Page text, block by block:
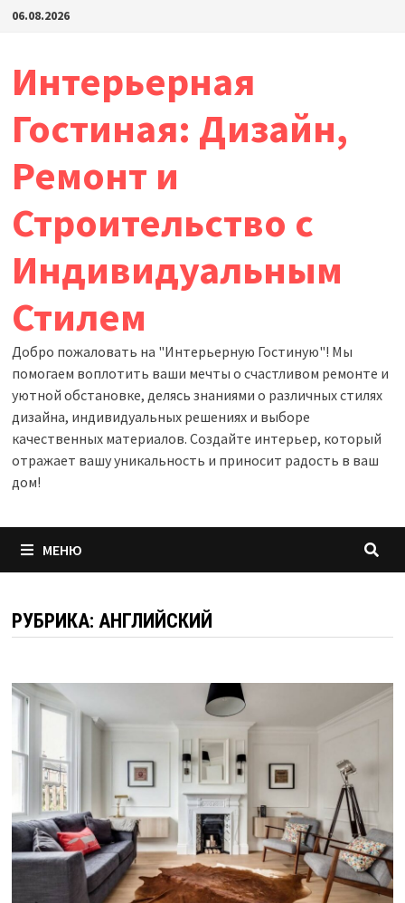
Перейти
06.08.2026
Интерьерная
Гостиная: Дизайн,
Ремонт и
Строительство с
Индивидуальным
Стилем
Добро пожаловать на "Интерьерную Гостиную"! Мы
помогаем воплотить ваши мечты о счастливом ремонте и
уютной обстановке, делясь знаниями о различных стилях
дизайна, индивидуальных решениях и выборе
качественных материалов. Создайте интерьер, который
отражает вашу уникальность и приносит радость в ваш
дом!
МЕНЮ
РУБРИКА: АНГЛИЙСКИЙ